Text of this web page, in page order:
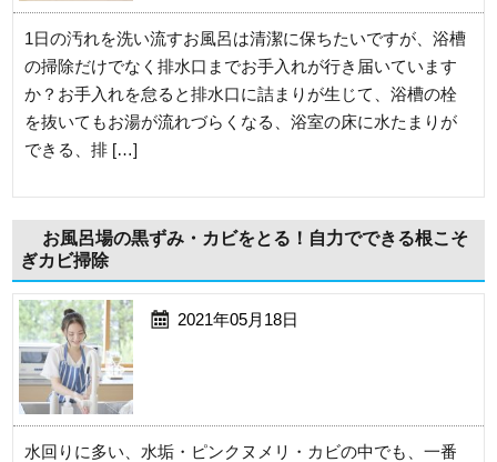
1日の汚れを洗い流すお風呂は清潔に保ちたいですが、浴槽
の掃除だけでなく排水口までお手入れが行き届いています
か？お手入れを怠ると排水口に詰まりが生じて、浴槽の栓
を抜いてもお湯が流れづらくなる、浴室の床に水たまりが
できる、排 […]
お風呂場の黒ずみ・カビをとる！自力でできる根こそ
ぎカビ掃除
2021年05月18日
水回りに多い、水垢・ピンクヌメリ・カビの中でも、一番